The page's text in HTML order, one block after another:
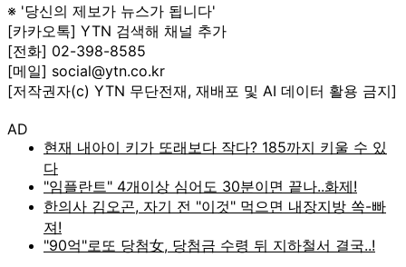
※ '당신의 제보가 뉴스가 됩니다'
[카카오톡] YTN 검색해 채널 추가
[전화] 02-398-8585
[메일] social@ytn.co.kr
[저작권자(c) YTN 무단전재, 재배포 및 AI 데이터 활용 금지]
AD